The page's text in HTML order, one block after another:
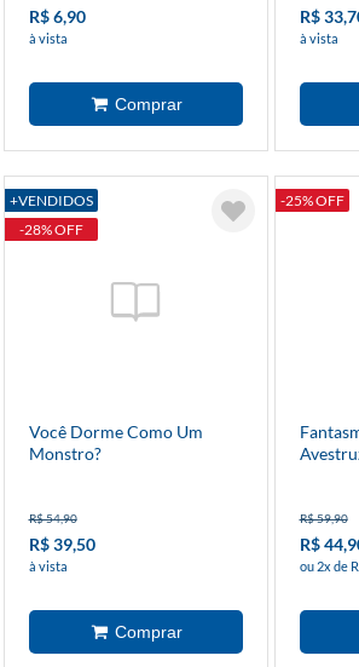
R$ 6,90
à vista
R$
à vista
+VENDIDOS
-28% OFF
Você Dorme Como Um
Monstro?
R$ 54,90
R$ 39,50
à vista
-25% OFF
R$ 59,90
R$
ou 2x de